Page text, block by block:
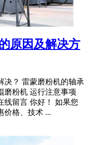
原因及解决方
决？ 雷蒙磨粉机的轴承
磨粉机 运行注意事项
线留言 你好！ 如果您
价格、技术 ...